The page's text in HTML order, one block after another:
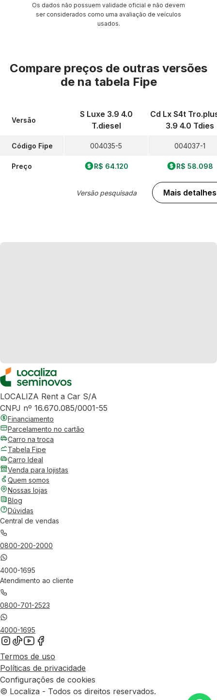
Os dados não possuem validade oficial e não devem
ser considerados como uma avaliação de veículos
usados.
Compare preços de outras versões
de na tabela Fipe
Versão
Código Fipe
Preço
S Luxe 3.9 4.0
T.diesel
004035-5
R$ 64.120
Versão pesquisada
Cd Lx S4t
3.9 4.0 Tdies
004037-1
R$ 58.098
Mais detalhes
LOCALIZA Rent a Car S/A
CNPJ nº 16.670.085/0001-55
Financiamento
Parcelamento no cartão
Carro na troca
Tabela Fipe
Carro Ideal
Venda para lojistas
Quem somos
Nossas lojas
Blog
Dúvidas
Central de vendas
0800-200-2000
4000-1695
Atendimento ao cliente
0800-701-2523
4000-1695
Termos de uso
Políticas de privacidade
Configurações de cookies
© Localiza - Todos os direitos reservados.